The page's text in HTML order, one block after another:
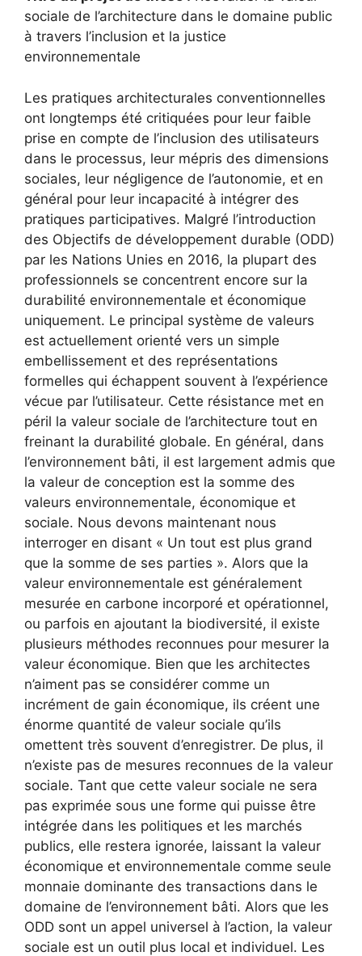
sociale de l’architecture dans le domaine public
à travers l’inclusion et la justice
environnementale
Les pratiques architecturales conventionnelles
ont longtemps été critiquées pour leur faible
prise en compte de l’inclusion des utilisateurs
dans le processus, leur mépris des dimensions
sociales, leur négligence de l’autonomie, et en
général pour leur incapacité à intégrer des
pratiques participatives. Malgré l’introduction
des Objectifs de développement durable (ODD)
par les Nations Unies en 2016, la plupart des
professionnels se concentrent encore sur la
durabilité environnementale et économique
uniquement. Le principal système de valeurs
est actuellement orienté vers un simple
embellissement et des représentations
formelles qui échappent souvent à l’expérience
vécue par l’utilisateur. Cette résistance met en
péril la valeur sociale de l’architecture tout en
freinant la durabilité globale. En général, dans
l’environnement bâti, il est largement admis que
la valeur de conception est la somme des
valeurs environnementale, économique et
sociale. Nous devons maintenant nous
interroger en disant « Un tout est plus grand
que la somme de ses parties ». Alors que la
valeur environnementale est généralement
mesurée en carbone incorporé et opérationnel,
ou parfois en ajoutant la biodiversité, il existe
plusieurs méthodes reconnues pour mesurer la
valeur économique. Bien que les architectes
n’aiment pas se considérer comme un
incrément de gain économique, ils créent une
énorme quantité de valeur sociale qu’ils
omettent très souvent d’enregistrer. De plus, il
n’existe pas de mesures reconnues de la valeur
sociale. Tant que cette valeur sociale ne sera
pas exprimée sous une forme qui puisse être
intégrée dans les politiques et les marchés
publics, elle restera ignorée, laissant la valeur
économique et environnementale comme seule
monnaie dominante des transactions dans le
domaine de l’environnement bâti. Alors que les
ODD sont un appel universel à l’action, la valeur
sociale est un outil plus local et individuel. Les